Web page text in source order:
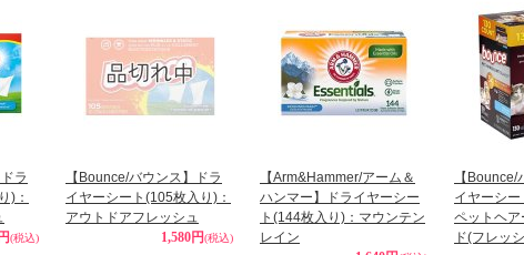
ラ
)：
(税込)
【Bounce/バウンス】ドラ
イヤーシート(105枚入り)：
アウトドアフレッシュ
1,580円(税込)
【Arm&Hammer/アーム＆
ハンマー】ドライヤーシー
ト(144枚入り)：マウンテン
レイン
【Bounce/
イヤーシー
ペットヘア
ド(フレッ